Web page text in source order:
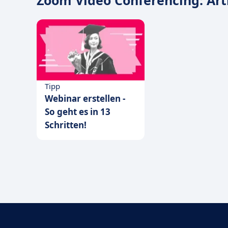
Tipp
Webinar erstellen -
So geht es in 13
Schritten!